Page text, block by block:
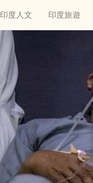
印度人文 印度旅遊